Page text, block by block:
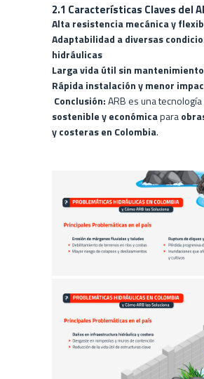
2.1 Características Claves del
Alta resistencia mecánica y
Adaptabilidad a diversas
hidráulicas
Larga vida útil sin
Rápida instalación y menor
Conclusión:ARB es una tecnología
sostenible y económicapara
y costeras en Colombia.